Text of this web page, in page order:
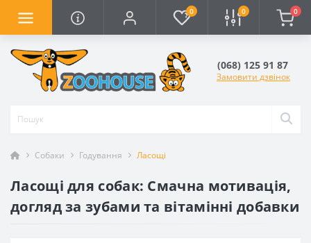
0 0 0
(068) 125 91 87
Замовити дзвінок
Собаки Годування Ласощі
Ласощі для собак: Смачна мотивація,
догляд за зубами та вітамінні добавки